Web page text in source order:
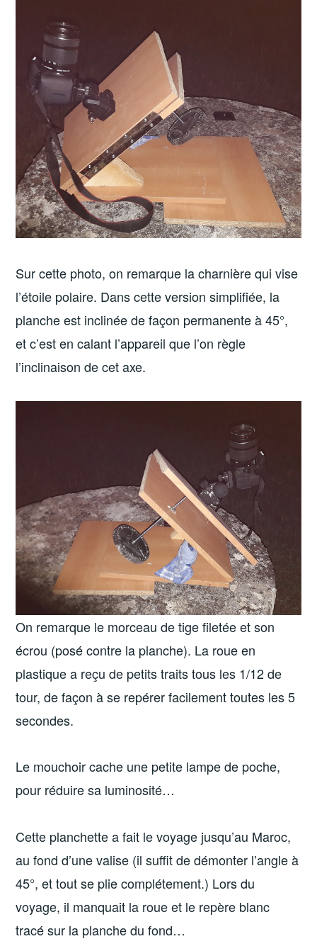
Sur cette photo, on remarque la charnière qui vise
l’étoile polaire. Dans cette version simplifiée, la
planche est inclinée de façon permanente à 45°,
et c’est en calant l’appareil que l’on règle
l’inclinaison de cet axe.
On remarque le morceau de tige filetée et son
écrou (posé contre la planche). La roue en
plastique a reçu de petits traits tous les 1/12 de
tour, de façon à se repérer facilement toutes les 5
secondes.
Le mouchoir cache une petite lampe de poche,
pour réduire sa luminosité…
Cette planchette a fait le voyage jusqu’au Maroc,
au fond d’une valise (il suffit de démonter l’angle à
45°, et tout se plie complétement.) Lors du
voyage, il manquait la roue et le repère blanc
tracé sur la planche du fond…